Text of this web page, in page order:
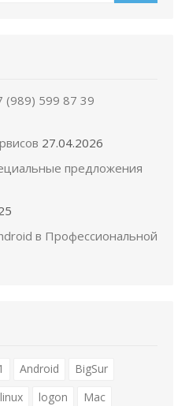
599 87 39
27.04.2026
предложения
в Профессиональной
Android
BigSur
linux logon
Mac